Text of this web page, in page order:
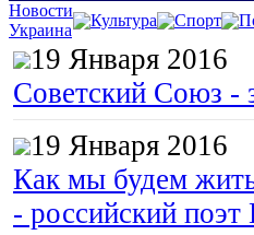
Новости
Украина
Культура Спорт
19 Января 2016
Советский Союз -
19 Января 2016
Как мы будем
- российский